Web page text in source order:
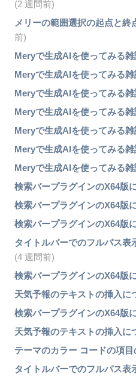
(2 週間前)
メリーの範囲選択の起点と終
前)
Meryで生成AIを使ってみる
Meryで生成AIを使ってみる
Meryで生成AIを使ってみる
Meryで生成AIを使ってみる
Meryで生成AIを使ってみる
Meryで生成AIを使ってみる
Meryで生成AIを使ってみる
検索バープラグインのX64版
検索バープラグインのX64版
検索バープラグインのX64版
タイトルバーでのフルパス表
(4 週間前)
検索バープラグインのX64版
天気予報のテキストの挿入に
検索バープラグインのX64版
天気予報のテキストの挿入に
テーマのカラー コードの項
タイトルバーでのフルパス表